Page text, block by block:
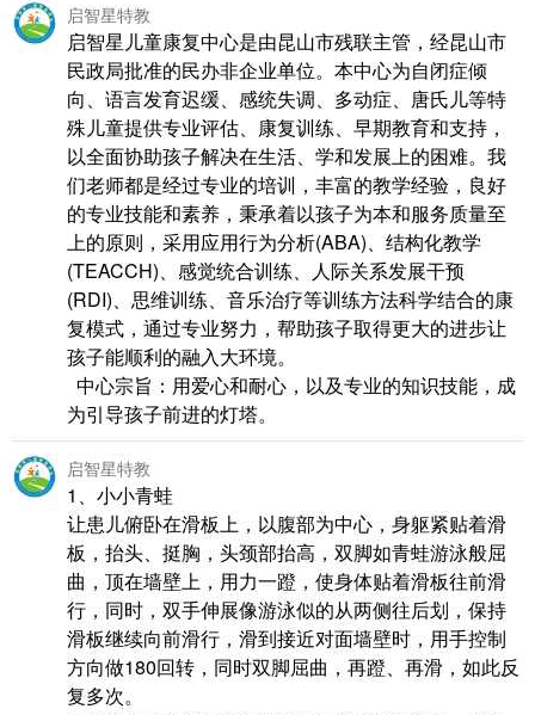
启智星特教
启智星儿童康复中心是由昆山市残联主管，经昆山市
民政局批准的民办非企业单位。本中心为自闭症倾
向、语言发育迟缓、感统失调、多动症、唐氏儿等特
殊儿童提供专业评估、康复训练、早期教育和支持，
以全面协助孩子解决在生活、学和发展上的困难。我
们老师都是经过专业的培训，丰富的教学经验，良好
的专业技能和素养，秉承着以孩子为本和服务质量至
上的原则，采用应用行为分析(ABA)、结构化教学
(TEACCH)、感觉统合训练、人际关系发展干预
(RDI)、思维训练、音乐治疗等训练方法科学结合的康
复模式，通过专业努力，帮助孩子取得更大的进步让
孩子能顺利的融入大环境。
中心宗旨：用爱心和耐心，以及专业的知识技能，成
为引导孩子前进的灯塔。
启智星特教
1、小小青蛙
让患儿俯卧在滑板上，以腹部为中心，身躯紧贴着滑
板，抬头、挺胸，头颈部抬高，双脚如青蛙游泳般屈
曲，顶在墙壁上，用力一蹬，使身体贴着滑板往前滑
行，同时，双手伸展像游泳似的从两侧往后划，保持
滑板继续向前滑行，滑到接近对面墙壁时，用手控制
方向做180回转，同时双脚屈曲，再蹬、再滑，如此反
复多次。